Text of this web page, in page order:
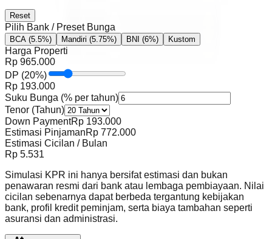
Reset
Pilih Bank / Preset Bunga
BCA (5.5%) Mandiri (5.75%) BNI (6%) Kustom
Harga Properti
Rp 965.000
DP (20%)
Rp 193.000
Suku Bunga (% per tahun)
Tenor (Tahun)
Down PaymentRp 193.000
Estimasi PinjamanRp 772.000
Estimasi Cicilan / Bulan
Rp 5.531
Simulasi KPR ini hanya bersifat estimasi dan bukan
penawaran resmi dari bank atau lembaga pembiayaan. Nilai
cicilan sebenarnya dapat berbeda tergantung kebijakan
bank, profil kredit peminjam, serta biaya tambahan seperti
asuransi dan administrasi.